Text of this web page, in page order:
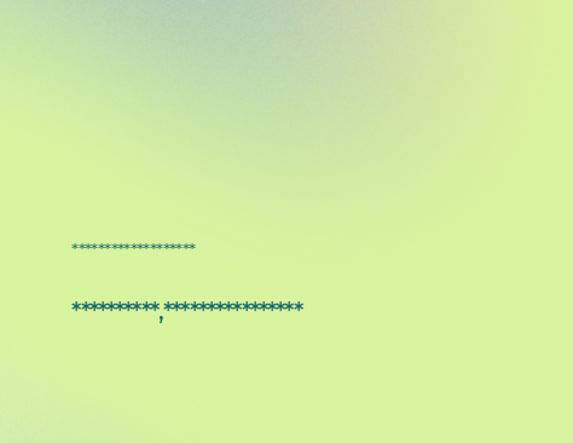
*******************
**********,****************